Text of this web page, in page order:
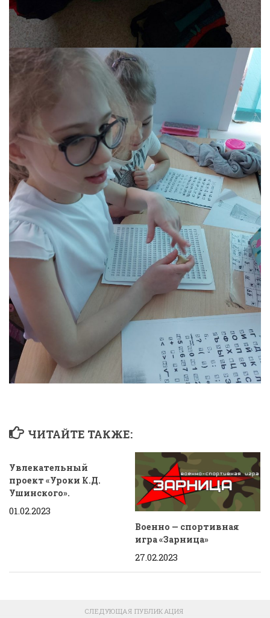
ЧИТАЙТЕ ТАКЖЕ:
Увлекательный
проект «Уроки К.Д.
Ушинского».
01.02.2023
Военно — спортивная
игра «Зарница»
27.02.2023
СЛЕДУЮЩАЯ ПУБЛИКАЦИЯ